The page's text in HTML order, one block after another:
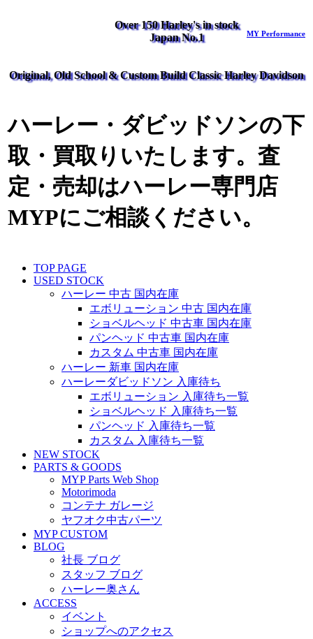
Over 150 Harley's in stock
Japan No.1
MY Performance
Original, Old School & Custom Build Classic Harley Davidson
ハーレー・ダビッドソンの下
取・買取りいたします。査
定・売却はハーレー専門店
MYPにご相談ください。
TOP PAGE
USED STOCK
ハーレー 中古 国内在庫
エボリューション 中古 国内在庫
ショベルヘッド 中古車 国内在庫
パンヘッド 中古車 国内在庫
カスタム 中古車 国内在庫
ハーレー 新車 国内在庫
ハーレーダビッドソン 入庫待ち
エボリューション 入庫待ち一覧
ショベルヘッド 入庫待ち一覧
パンヘッド 入庫待ち一覧
カスタム 入庫待ち一覧
NEW STOCK
PARTS & GOODS
MYP Parts Web Shop
Motorimoda
コンテナ ガレージ
ヤフオク中古パーツ
MYP CUSTOM
BLOG
社長 ブログ
スタッフ ブログ
ハーレー奥さん
ACCESS
イベント
ショップへのアクセス